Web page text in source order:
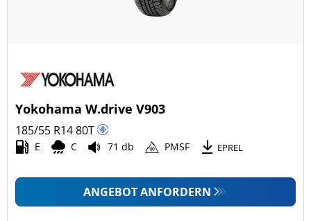
Yokohama W.drive V903
185/55 R1480T
E C 71 db PMSF EPREL
ANGEBOT ANFORDERN